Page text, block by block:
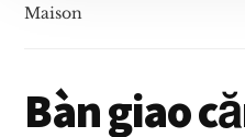
Maison
Bàn giao